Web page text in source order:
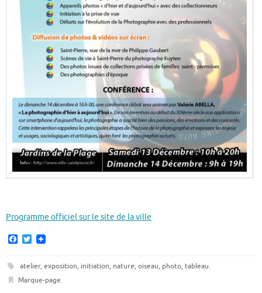
Programme officiel sur le site de la ville
F
e
b
o
T
t
t
e
atelier, exposition, initiation, nature, oiseau, photo, tableau.
Marque-page.